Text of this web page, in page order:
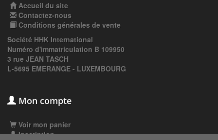
Accueil du site
Contactez-nous
Conditions générales de vente
Société HHK International
Numéro d'immatriculation B 109950
3 rue JEAN TASCH
L-5695 EMERANGE - LUXEMBOURG
Mon compte
Voir mon panier
Inscription